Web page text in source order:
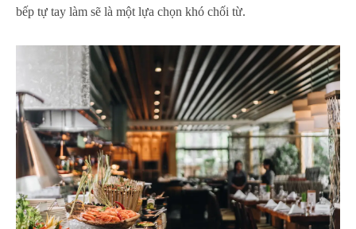
bếp tự tay làm sẽ là một lựa chọn khó chối từ.